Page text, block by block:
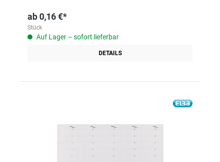
ab0,16 €*
Stück
Auf Lager – sofort lieferbar
DETAILS